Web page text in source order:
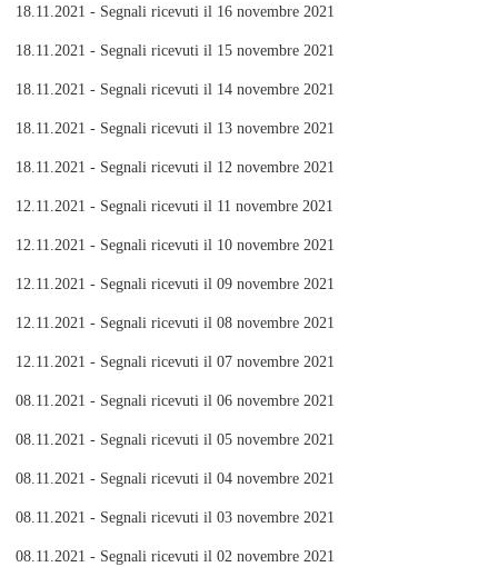
18.11.2021 - Segnali ricevuti il 16 novembre 2021
18.11.2021 - Segnali ricevuti il 15 novembre 2021
18.11.2021 - Segnali ricevuti il 14 novembre 2021
18.11.2021 - Segnali ricevuti il 13 novembre 2021
18.11.2021 - Segnali ricevuti il 12 novembre 2021
12.11.2021 - Segnali ricevuti il 11 novembre 2021
12.11.2021 - Segnali ricevuti il 10 novembre 2021
12.11.2021 - Segnali ricevuti il 09 novembre 2021
12.11.2021 - Segnali ricevuti il 08 novembre 2021
12.11.2021 - Segnali ricevuti il 07 novembre 2021
08.11.2021 - Segnali ricevuti il 06 novembre 2021
08.11.2021 - Segnali ricevuti il 05 novembre 2021
08.11.2021 - Segnali ricevuti il 04 novembre 2021
08.11.2021 - Segnali ricevuti il 03 novembre 2021
08.11.2021 - Segnali ricevuti il 02 novembre 2021